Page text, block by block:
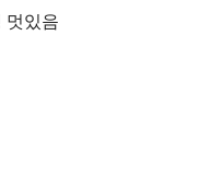
멋있음